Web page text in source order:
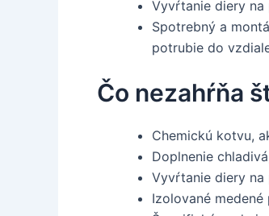
Vyvŕtanie diery
Spotrebný a
potrubie do
Čo nezahŕňa
Chemickú kotvu,
Doplnenie
Vyvŕtanie diery
Izolované